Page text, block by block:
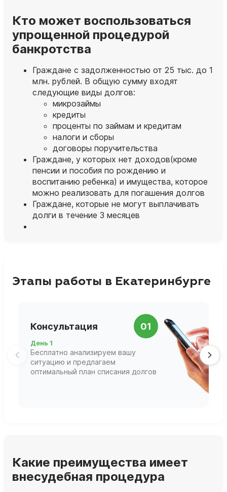
Кто может воспользоваться
упрощенной процедурой
банкротства
Граждане с задолженностью от 25 тыс. до 1
млн. рублей. В общую сумму входят
следующие виды долгов:
микрозаймы
кредиты
проценты по займам и кредитам
налоги и сборы
договоры поручительства
Граждане, у которых нет доходов(кроме
пенсии и пособия по рождению и
воспитанию ребенка) и имущества, которое
можно реализовать для погашения долгов
Граждане, которые не могут выплачивать
долги в течение 3 месяцев
Этапы работы в Екатеринбурге
Консультация 01
День 1
Бесплатно анализируем вашу
ситуацию и предлагаем
оптимальный план списания долгов
Какие преимущества имеет
внесудебная процедура